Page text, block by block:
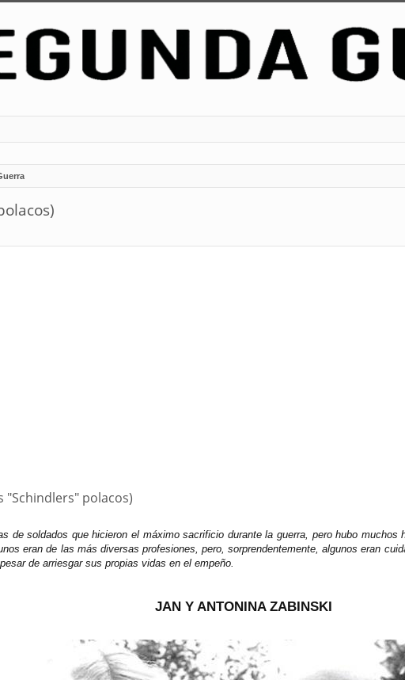
"Schindlers" polacos)
de soldados que hicieron el máximo sacrificio durante la guerra, pero hubo muchos
eran de las más diversas profesiones, pero, sorprendentemente, algunos eran
de arriesgar sus propias vidas en el empeño.
JAN Y ANTONINA ZABINSKI